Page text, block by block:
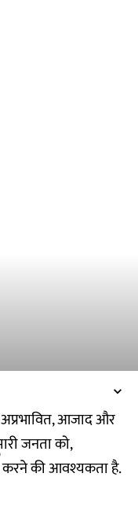
अप्रभावित, आजाद और
जनता को,
करने की आवश्यकता है.